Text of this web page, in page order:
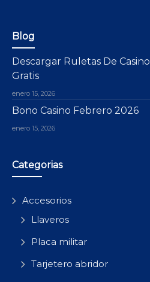
Blog
Descargar Ruletas De Casino
Gratis
enero 15, 2026
Bono Casino Febrero 2026
enero 15, 2026
Categorias
Accesorios
Llaveros
Placa militar
Tarjetero abridor